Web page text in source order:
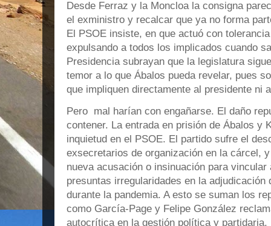
Desde Ferraz y la Moncloa la consigna
el exministro y recalcar que ya no forma
El PSOE insiste, en que actuó con
expulsando a todos los implicados cuando
Presidencia subrayan que la legislatura
temor a lo que Ábalos pueda revelar, pues
que impliquen directamente al presidente ni
Pero mal harían con engañarse. El daño
contener. La entrada en prisión de Ábalos y
inquietud en el PSOE. El partido sufre el
exsecretarios de organización en la cárcel,
nueva acusación o insinuación para
presuntas irregularidades en la
durante la pandemia. A esto se suman los
como García-Page y Felipe González
autocrítica en la gestión política y partidaria.